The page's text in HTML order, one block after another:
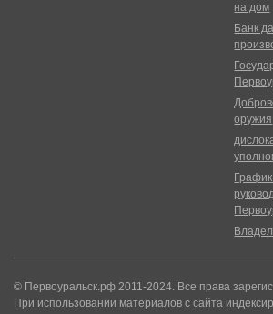
на дом
Банк
оружия
© Первоуральск.рф 2011-2024. Все права
При использовании материалов с сайта